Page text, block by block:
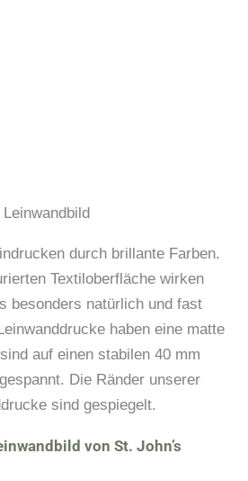
Leinwandbild
durch brillante Farben.
Textiloberfläche wirken
besonders natürlich und fast
haben eine matte
auf einen stabilen 40 mm
Die Ränder unserer
sind gespiegelt.
von St. John’s